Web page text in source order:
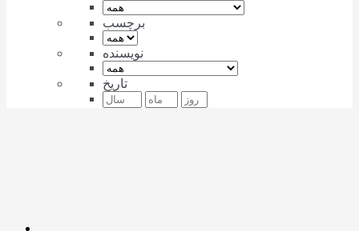
برچسب
نویسنده
تاریخ